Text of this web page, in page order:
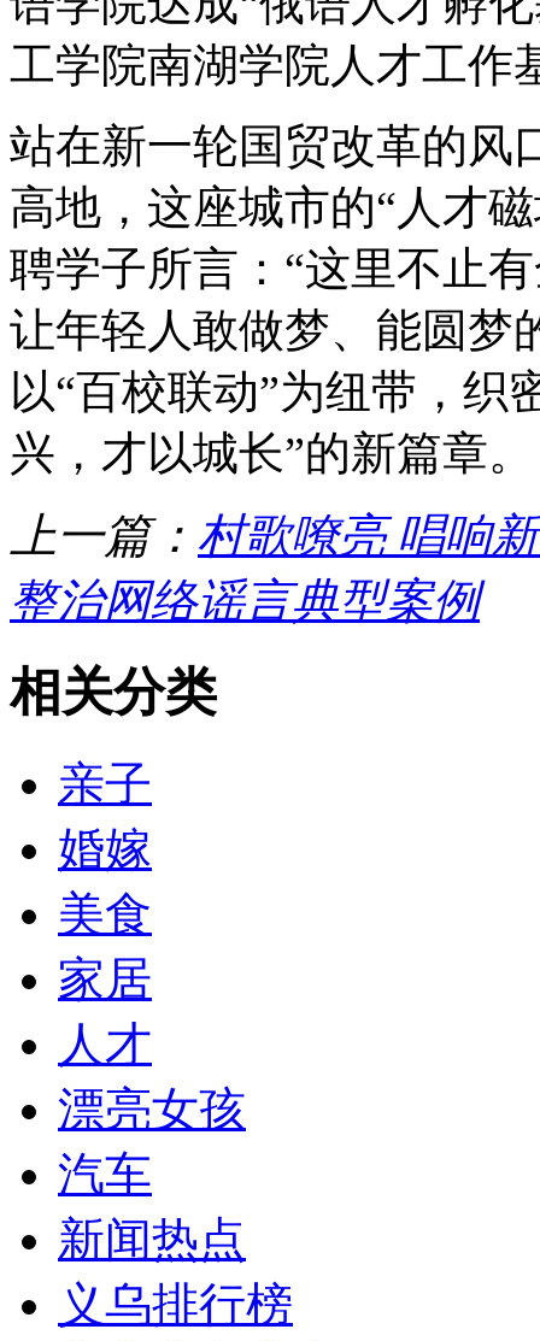
工学院南湖学院人才工作
站在新一轮国贸改革的风
高地，这座城市的“人才
聘学子所言：“这里不止
让年轻人敢做梦、能圆梦
以“百校联动”为纽带，织
兴，才以城长”的新篇章。
上一篇： 村歌嘹亮 唱响
整治网络谣言典型案例
相关分类
亲子
婚嫁
美食
家居
人才
漂亮女孩
汽车
新闻热点
义乌排行榜